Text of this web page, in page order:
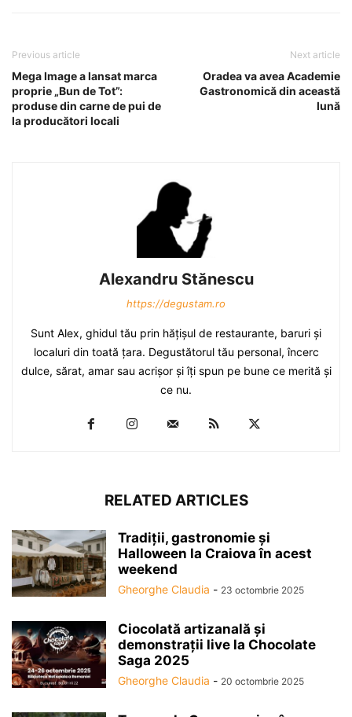
Previous article
Mega Image a lansat marca
proprie „Bun de Tot”:
produse din carne de pui de
la producători locali
Next article
Oradea va avea Academie
Gastronomică din această
lună
Alexandru Stănescu
https://degustam.ro
Sunt Alex, ghidul tău prin hăţişul de restaurante, baruri şi
localuri din toată ţara. Degustătorul tău personal, încerc
dulce, sărat, amar sau acrişor şi îţi spun pe bune ce merită şi
ce nu.
RELATED ARTICLES
Tradiții, gastronomie și
Halloween la Craiova în acest
weekend
Gheorghe Claudia - 23 octombrie 2025
Ciocolată artizanală și
demonstrații live la Chocolate
Saga 2025
Gheorghe Claudia - 20 octombrie 2025